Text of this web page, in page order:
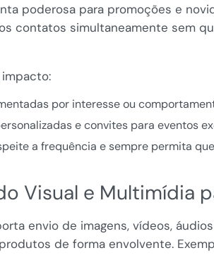
poderosa para promoções e
contatos simultaneamente sem
impacto:
por interesse ou
e convites para eventos
a frequência e sempre permita
Visual e Multimídia
envio de imagens, vídeos,
de forma envolvente.